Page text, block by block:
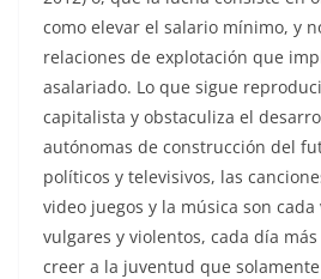
como elevar el salario mínimo, y
relaciones de explotación que
asalariado. Lo que sigue
capitalista y obstaculiza el
autónomas de construcción del
políticos y televisivos, las
video juegos y la música son cada
vulgares y violentos, cada día
creer a la juventud que